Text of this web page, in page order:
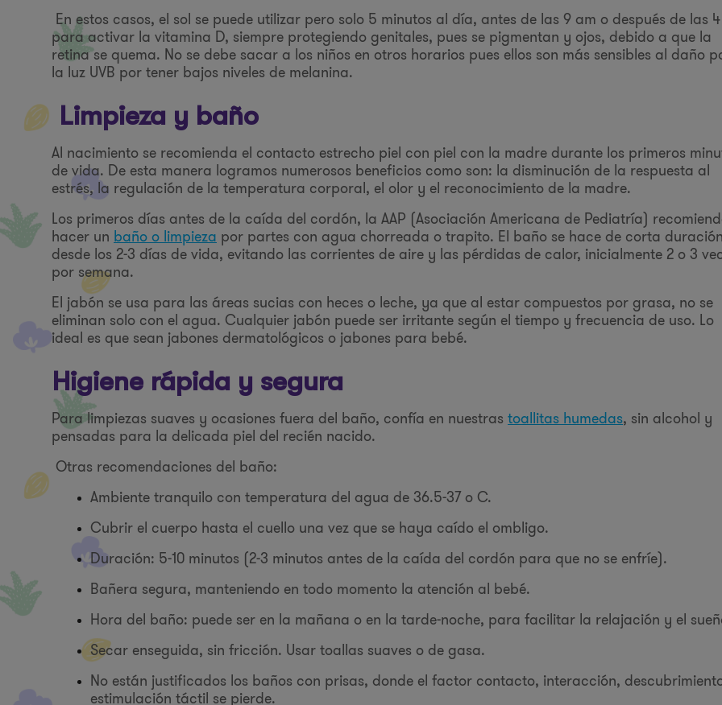
En estos casos, el sol se puede utilizar pero solo 5 minutos al día, antes de las 9 am o después de las
para activar la vitamina D, siempre protegiendo genitales, pues se pigmentan y ojos, debido a que la
retina se quema. No se debe sacar a los niños en otros horarios pues ellos son más sensibles al daño
la luz UVB por tener bajos niveles de melanina.
Limpieza y baño
Al nacimiento se recomienda el contacto estrecho piel con piel con la madre durante los primeros
de vida. De esta manera logramos numerosos beneficios como son: la disminución de la respuesta al
estrés, la regulación de la temperatura corporal, el olor y el reconocimiento de la madre.
Los primeros días antes de la caída del cordón, la AAP (Asociación Americana de Pediatría)
hacer un baño o limpieza por partes con agua chorreada o trapito. El baño se hace de corta
desde los 2-3 días de vida, evitando las corrientes de aire y las pérdidas de calor, inicialmente 2 o 3
por semana.
El jabón se usa para las áreas sucias con heces o leche, ya que al estar compuestos por grasa, no se
eliminan solo con el agua. Cualquier jabón puede ser irritante según el tiempo y frecuencia de uso. Lo
ideal es que sean jabones dermatológicos o jabones para bebé.
Higiene rápida y segura
Para limpiezas suaves y ocasiones fuera del baño, confía en nuestras toallitas humedas, sin alcohol y
pensadas para la delicada piel del recién nacido.
Otras recomendaciones del baño:
Ambiente tranquilo con temperatura del agua de 36.5-37 º C.
Cubrir el cuerpo hasta el cuello una vez que se haya caído el ombligo.
Duración: 5-10 minutos (2-3 minutos antes de la caída del cordón para que no se enfríe).
Bañera segura, manteniendo en todo momento la atención al bebé.
Hora del baño: puede ser en la mañana o en la tarde-noche, para facilitar la relajación y el
Secar enseguida, sin fricción. Usar toallas suaves o de gasa.
No están justificados los baños con prisas, donde el factor contacto, interacción,
estimulación táctil se pierde.